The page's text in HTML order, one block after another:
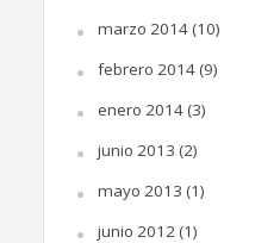
marzo 2014(10)
febrero 2014(9)
enero 2014(3)
junio 2013 (2)
mayo 2013 (1)
junio 2012(1)